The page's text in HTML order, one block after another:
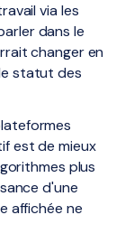
via les
dans le
changer en
statut des
est de mieux
plus
d'une
affichée ne